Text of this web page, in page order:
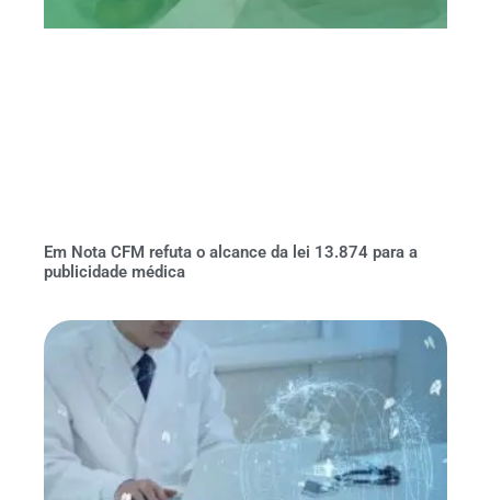
Em Nota CFM refuta o alcance da lei 13.874 para a
publicidade médica